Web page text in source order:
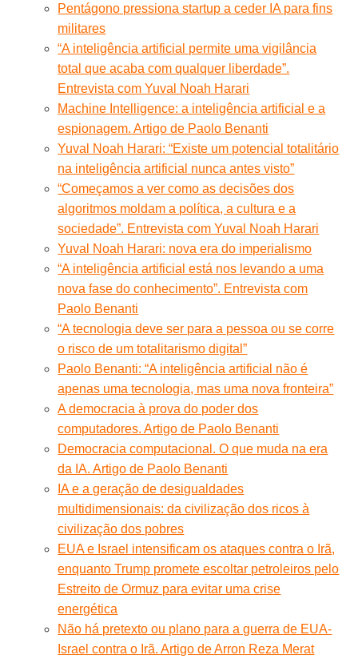
Pentágono pressiona startup a ceder IA para fins
militares
“A inteligência artificial permite uma vigilância
total que acaba com qualquer liberdade”.
Entrevista com Yuval Noah Harari
Machine Intelligence: a inteligência artificial e a
espionagem. Artigo de Paolo Benanti
Yuval Noah Harari: “Existe um potencial totalitário
na inteligência artificial nunca antes visto”
“Começamos a ver como as decisões dos
algoritmos moldam a política, a cultura e a
sociedade”. Entrevista com Yuval Noah Harari
Yuval Noah Harari: nova era do imperialismo
“A inteligência artificial está nos levando a uma
nova fase do conhecimento”. Entrevista com
Paolo Benanti
“A tecnologia deve ser para a pessoa ou se corre
o risco de um totalitarismo digital”
Paolo Benanti: “A inteligência artificial não é
apenas uma tecnologia, mas uma nova fronteira”
A democracia à prova do poder dos
computadores. Artigo de Paolo Benanti
Democracia computacional. O que muda na era
da IA. Artigo de Paolo Benanti
IA e a geração de desigualdades
multidimensionais: da civilização dos ricos à
civilização dos pobres
EUA e Israel intensificam os ataques contra o Irã,
enquanto Trump promete escoltar petroleiros pelo
Estreito de Ormuz para evitar uma crise
energética
Não há pretexto ou plano para a guerra de EUA-
Israel contra o Irã. Artigo de Arron Reza Merat